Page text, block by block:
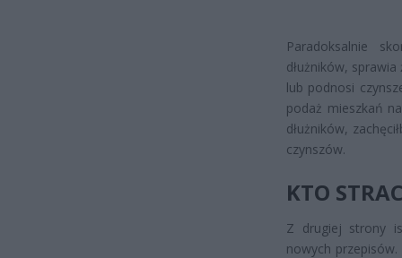
Paradoksalnie
dłużników,
lub podnosi
podaż mieszkań
dłużników,
czynszów.
KTO
Z drugiej strony
nowych